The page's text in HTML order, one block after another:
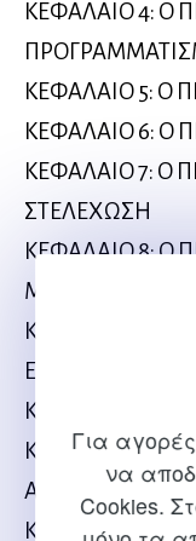
Για
να
Cookies.
ΚΕΦΑΛΑΙΟ 4: Ο
ΚΕΦΑΛΑΙΟ 5: Ο
ΚΕΦΑΛΑΙΟ 6: Ο
ΚΕΦΑΛΑΙΟ 7: Ο
ΣΤΕΛΕΧΩΣΗ
ΚΕΦΑΛΑΙΟ 8: Ο
ΜΕΡΟΣ ΤΡΙΤΟ
ΚΕΦΑΛΑΙΟ 9: Ο
ΕΠΙΚΟΙΝΩΝΙΑ
ΚΕΦΑΛΑΙΟ 10:
ΚΕΦΑΛΑΙΟ 11:
ΑΠΟΦΑΣΕΩΝ
ΚΕΦΑΛΑΙΟ 12: